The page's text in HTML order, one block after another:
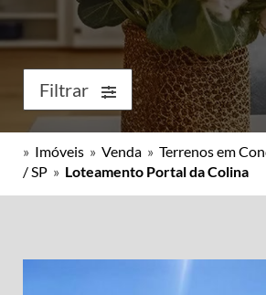
Filtrar
» Imóveis » Venda » Terrenos em
/ SP » Loteamento Portal da Colina